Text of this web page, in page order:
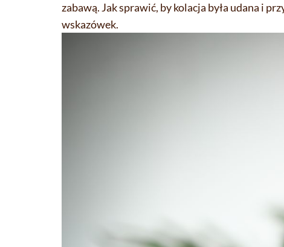
zabawą. Jak sprawić, by kolacja była udana i
wskazówek.